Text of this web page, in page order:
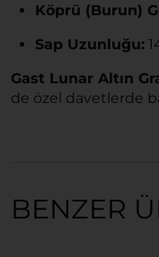
Köprü (Burun)
Sap Uzunluğu:
Gast Lunar Altın
de özel davetlerde
BENZER